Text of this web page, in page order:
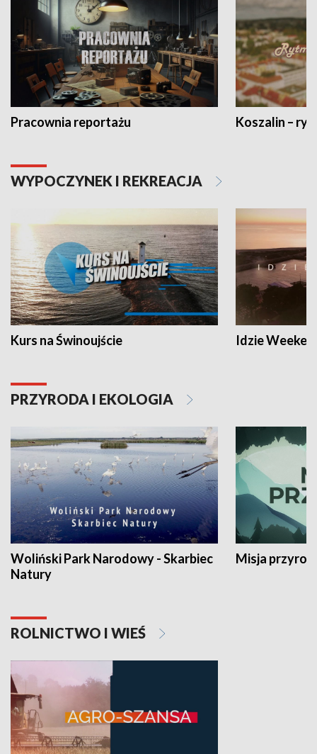
Pracownia reportażu Koszalin –
WYPOCZYNEK I REKREACJA
Kurs na Świnoujście Idzie
PRZYRODA I EKOLOGIA
Woliński Park Narodowy - Skarbiec
Natury
Misja
ROLNICTWO I WIEŚ